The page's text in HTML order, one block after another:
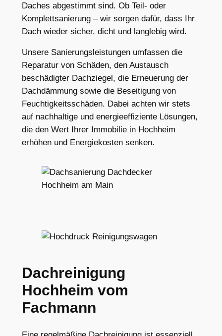
Daches abgestimmt sind. Ob Teil- oder
Komplettsanierung – wir sorgen dafür, dass Ihr
Dach wieder sicher, dicht und langlebig wird.
Unsere Sanierungsleistungen umfassen die
Reparatur von Schäden, den Austausch
beschädigter Dachziegel, die Erneuerung der
Dachdämmung sowie die Beseitigung von
Feuchtigkeitsschäden. Dabei achten wir stets
auf nachhaltige und energieeffiziente Lösungen,
die den Wert Ihrer Immobilie in Hochheim
erhöhen und Energiekosten senken.
Dachreinigung
Hochheim vom
Fachmann